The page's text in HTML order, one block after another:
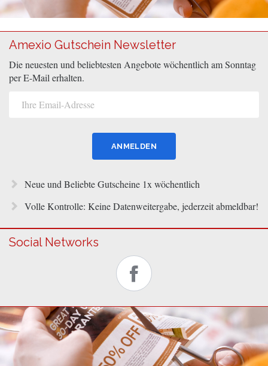
Amexio Gutschein Newsletter
Die neuesten und beliebtesten Angebote wöchentlich am Sonntag
per E-Mail erhalten.
Neue und Beliebte Gutscheine 1x wöchentlich
Volle Kontrolle: Keine Datenweitergabe, jederzeit abmeldbar!
Social Networks